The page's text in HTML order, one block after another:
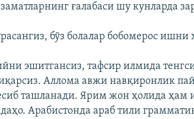
ғалабаси шу кунларда
бўз болалар бобомерос
эшитгансиз, тафсир илмида
Аллома авжи навқиронлик
ташланади. Ярим жон ҳолида ҳам
Арабистонда араб тили